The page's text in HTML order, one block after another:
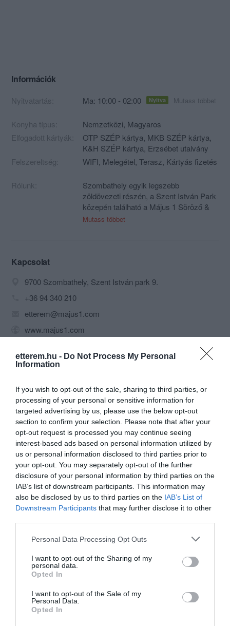
etterem.hu - Do Not Process My Personal
Information
If you wish to opt-out of the sale, sharing to third parties, or
processing of your personal or sensitive information for
targeted advertising by us, please use the below opt-out
section to confirm your selection. Please note that after your
opt-out request is processed you may continue seeing
interest-based ads based on personal information utilized by
us or personal information disclosed to third parties prior to
your opt-out. You may separately opt-out of the further
disclosure of your personal information by third parties on the
IAB’s list of downstream participants. This information may
also be disclosed by us to third parties on the IAB’s List of
Downstream Participants that may further disclose it to other
Please note that this website/app uses one or more Google
not limited to your visit or usage behaviour. You may click to
grant or deny consent to Google and its third-party tags to
use your data for below specified purposes in below Google
consent section.
Personal Data Processing Opt Outs
I want to opt-out of the Sharing of my
personal data.
Opted In
I want to opt-out of the Sale of my
Personal Data.
Opted In
Információk
Nyitvatartás: Ma: 10:00 - 02:00 Nyitva Mutass többet
Konyha típus: Nemzetközi, Magyaros
Elfogadott kártyák:
OTP SZÉP kártya, MKB SZÉP kártya,
K&H SZÉP kártya, Erzsébet utalvány
Felszereltség:
WIFI, Melegétel, Terasz, Kártyás fizetés
Rólunk:
Szombathely egyik legszebb
zöldövezeti részén, a Szent István Park
közepén található a Május 1 Söröző &
Étterem.
lélekkel tegyem a dolgom, ezzel
kollégáinkkal arra törekszünk, hogy
asztaltól, és visszatérjenek hozzánk.
Megújult konyhánkból háziasan készült
ételeket szolgálunk fel. Az egység 150
borozóval rendelkezik. Ha szép az idő,
az öreg fák árnyékában fogyaszthatja el
ebédjét, vacsoráját. Hogy kellően
felfrissüljön, kizökkenjen a mindennapok
egyhangúságából, többféle csapolt
sörrel, különleges borokkal, üdítőkkel
várjuk kedves vendégeinket. Hétvégén
élő zenével kedveskedünk önöknek.
Előzetes bejelentkezés esetén
csoportoknak étkezést biztosítunk. Ha
kevés az ideje de szeretne valami
meleget ebédelni, heti és napi menüs
kísérhetik figyelemmel. Éttermünk híre
legjobbak közé tartozzunk.
és kollégái
Mutass többet
Kapcsolat
9700 Szombathely, Szent István park 9.
+36 94 340 210
etterem@majus1.com
www.majus1.com
Probléma jelentése Te vagy a tulajdonos?